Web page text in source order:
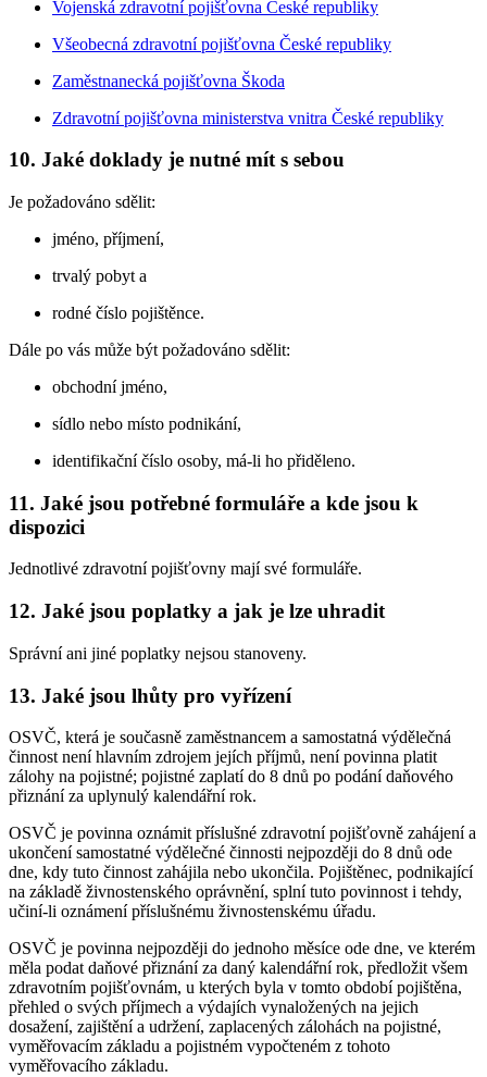
Vojenská zdravotní pojišťovna České republiky
Všeobecná zdravotní pojišťovna České republiky
Zaměstnanecká pojišťovna Škoda
Zdravotní pojišťovna ministerstva vnitra České republiky
10. Jaké doklady je nutné mít s sebou
Je požadováno sdělit:
jméno, příjmení,
trvalý pobyt a
rodné číslo pojištěnce.
Dále po vás může být požadováno sdělit:
obchodní jméno,
sídlo nebo místo podnikání,
identifikační číslo osoby, má-li ho přiděleno.
11. Jaké jsou potřebné formuláře a kde jsou k
dispozici
Jednotlivé zdravotní pojišťovny mají své formuláře.
12. Jaké jsou poplatky a jak je lze uhradit
Správní ani jiné poplatky nejsou stanoveny.
13. Jaké jsou lhůty pro vyřízení
OSVČ, která je současně zaměstnancem a samostatná výdělečná
činnost není hlavním zdrojem jejích příjmů, není povinna platit
zálohy na pojistné; pojistné zaplatí do 8 dnů po podání daňového
přiznání za uplynulý kalendářní rok.
OSVČ je povinna oznámit příslušné zdravotní pojišťovně zahájení a
ukončení samostatné výdělečné činnosti nejpozději do 8 dnů ode
dne, kdy tuto činnost zahájila nebo ukončila. Pojištěnec, podnikající
na základě živnostenského oprávnění, splní tuto povinnost i tehdy,
učiní-li oznámení příslušnému živnostenskému úřadu.
OSVČ je povinna nejpozději do jednoho měsíce ode dne, ve kterém
měla podat daňové přiznání za daný kalendářní rok, předložit všem
zdravotním pojišťovnám, u kterých byla v tomto období pojištěna,
přehled o svých příjmech a výdajích vynaložených na jejich
dosažení, zajištění a udržení, zaplacených zálohách na pojistné,
vyměřovacím základu a pojistném vypočteném z tohoto
vyměřovacího základu.